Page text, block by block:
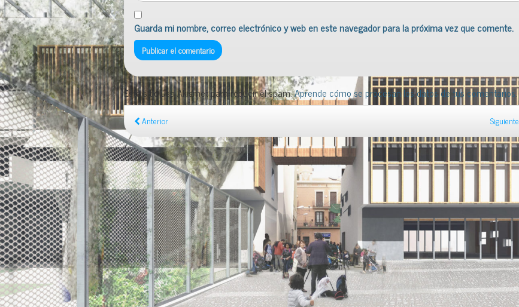
Guarda mi nombre, correo electrónico y web en este navegador para la próxima vez que comente.
Este sitio usa Akismet para reducir el spam.Aprende cómo se procesan los datos de tus comentarios.
Anterior Siguiente